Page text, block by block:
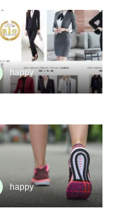
happy
happy